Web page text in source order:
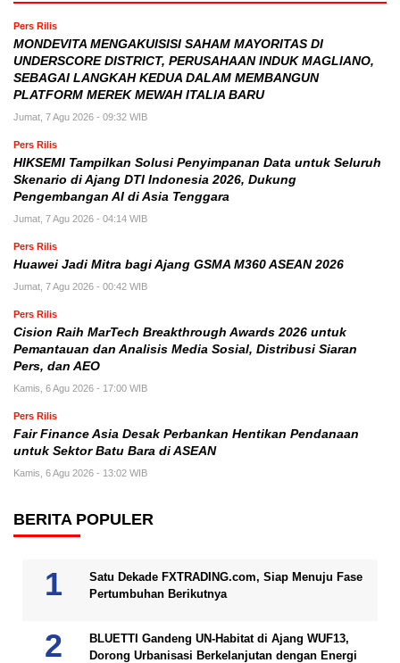
Pers Rilis
MONDEVITA MENGAKUISISI SAHAM MAYORITAS DI
UNDERSCORE DISTRICT, PERUSAHAAN INDUK MAGLIANO,
SEBAGAI LANGKAH KEDUA DALAM MEMBANGUN
PLATFORM MEREK MEWAH ITALIA BARU
Jumat, 7 Agu 2026 - 09:32 WIB
Pers Rilis
HIKSEMI Tampilkan Solusi Penyimpanan Data untuk Seluruh
Skenario di Ajang DTI Indonesia 2026, Dukung
Pengembangan AI di Asia Tenggara
Jumat, 7 Agu 2026 - 04:14 WIB
Pers Rilis
Huawei Jadi Mitra bagi Ajang GSMA M360 ASEAN 2026
Jumat, 7 Agu 2026 - 00:42 WIB
Pers Rilis
Cision Raih MarTech Breakthrough Awards 2026 untuk
Pemantauan dan Analisis Media Sosial, Distribusi Siaran
Pers, dan AEO
Kamis, 6 Agu 2026 - 17:00 WIB
Pers Rilis
Fair Finance Asia Desak Perbankan Hentikan Pendanaan
untuk Sektor Batu Bara di ASEAN
Kamis, 6 Agu 2026 - 13:02 WIB
BERITA POPULER
Satu Dekade FXTRADING.com, Siap Menuju Fase
Pertumbuhan Berikutnya
BLUETTI Gandeng UN-Habitat di Ajang WUF13,
Dorong Urbanisasi Berkelanjutan dengan Energi